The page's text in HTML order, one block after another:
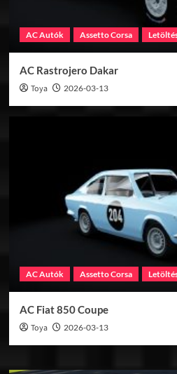
AC Autók Assetto Corsa
AC Rastrojero Dakar
Toya 2026-03-13
AC Autók Assetto Corsa
AC Fiat 850 Coupe
Toya 2026-03-13